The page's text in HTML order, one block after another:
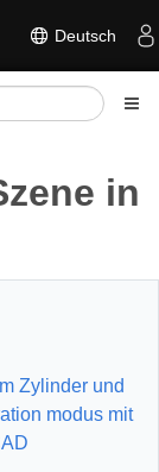
Deutsch
in
Zylinder und
modus mit